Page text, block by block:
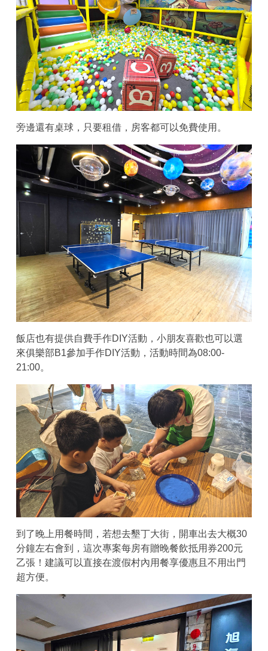
旁邊還有桌球，只要租借，房客都可以免費使用。
飯店也有提供自費手作DIY活動，小朋友喜歡也可以選
來俱樂部B1參加手作DIY活動，活動時間為08:00-
21:00。
到了晚上用餐時間，若想去墾丁大街，開車出去大概30
分鐘左右會到，這次專案每房有贈晚餐飲抵用券200元
乙張！建議可以直接在渡假村內用餐享優惠且不用出門
超方便。